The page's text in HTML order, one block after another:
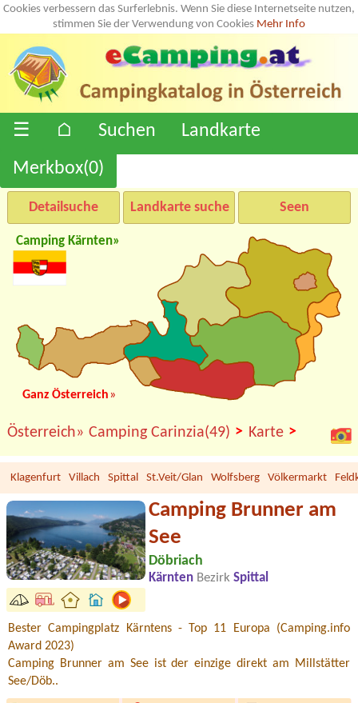
Cookies verbessern das Surferlebnis. Wenn Sie diese Internetseite nutzen,
stimmen Sie der Verwendung von Cookies Mehr Info
☰ ⌂ Suchen
Landkarte
Merkbox(0)
Detailsuche Landkarte suche Seen
Camping Kärnten»
Ganz Österreich»
Österreich» Camping Carinzia(49) > Karte >
Klagenfurt Villach Spittal St.Veit/Glan Wolfsberg Völkermarkt
Camping Brunner am
See
Döbriach
Kärnten Bezirk Spittal
Bester Campingplatz Kärntens - Top 11 Europa (Camping.info
Award 2023)
Camping Brunner am See ist der einzige direkt am Millstätter
See/Döb..